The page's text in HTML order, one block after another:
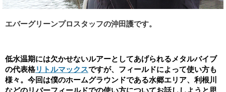
エバーグリーンプロスタッフの沖田護です。
低水温期には欠かせないルアーとしてあげられるメタルバイブ
の代表格リトルマックスですが、フィールドによって使い方も
様々。今回は僕のホームグラウンドである水郷エリア、利根川
などのリバーフィールドでの使い方についてお話ししようと思